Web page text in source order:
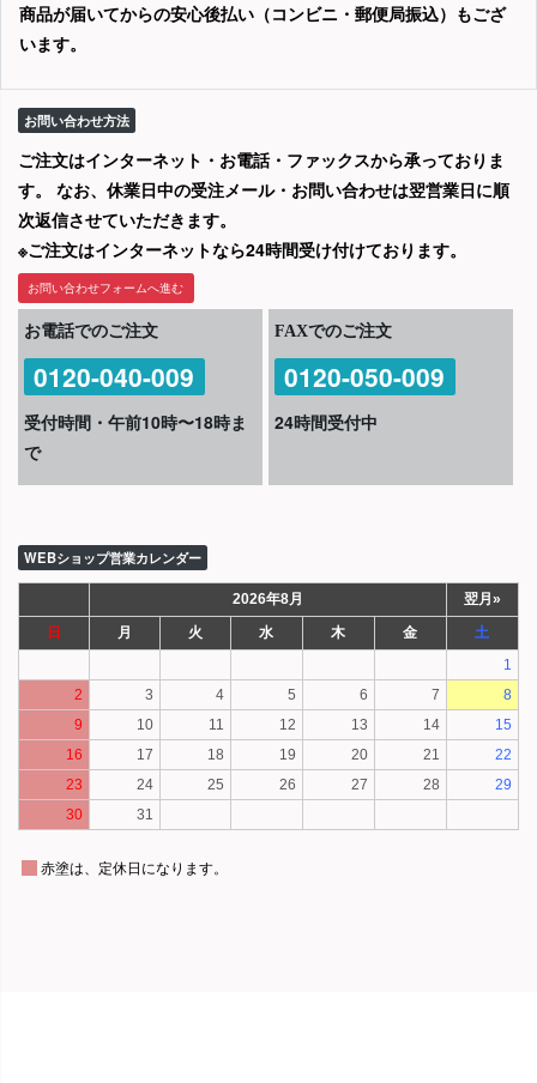
商品が届いてからの安心後払い（コンビニ・郵便局振込）もござ
います。
お問い合わせ方法
ご注文はインターネット・お電話・ファックスから承っておりま
す。 なお、休業日中の受注メール・お問い合わせは翌営業日に順
次返信させていただきます。
※ご注文はインターネットなら24時間受け付けております。
お問い合わせフォームへ進む
お電話でのご注文
0120-040-009
受付時間・午前10時〜18時ま
で
FAXでのご注文
0120-050-009
24時間受付中
WEBショップ営業カレンダー